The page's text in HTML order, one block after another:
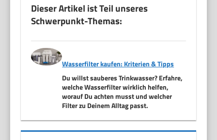
Dieser Artikel ist Teil unseres
Schwerpunkt-Themas:
Wasserfilter kaufen: Kriterien & Tipps
Du willst sauberes Trinkwasser? Erfahre,
welche Wasserfilter wirklich helfen,
worauf Du achten musst und welcher
Filter zu Deinem Alltag passt.